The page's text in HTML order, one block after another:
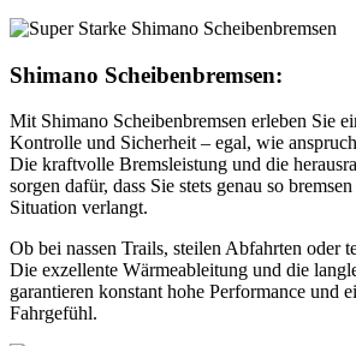
Shimano Scheibenbremsen:
Mit Shimano Scheibenbremsen erleben Sie
Kontrolle und Sicherheit – egal, wie
Die kraftvolle Bremsleistung und die
sorgen dafür, dass Sie stets genau so
Situation verlangt.
Ob bei nassen Trails, steilen Abfahrten oder
Die exzellente Wärmeableitung und die
garantieren konstant hohe Performance und
Fahrgefühl.